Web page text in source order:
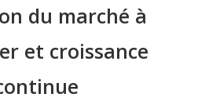
du marché à
et croissance